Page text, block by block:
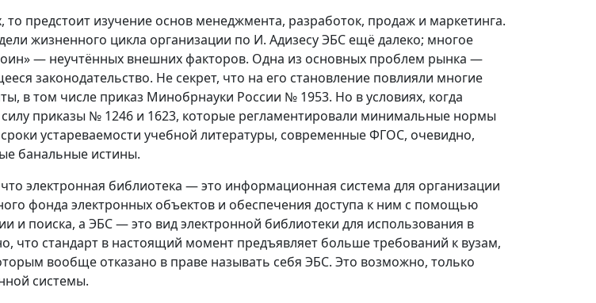
то предстоит изучение основ менеджмента, разработок, продаж и маркетинга.
жизненного цикла организации по И. Адизесу ЭБС ещё далеко; многое
— неучтённых внешних факторов. Одна из основных проблем рынка —
законодательство. Не секрет, что на его становление повлияли многие
в том числе приказ Минобрнауки России № 1953. Но в условиях, когда
приказы № 1246 и 1623, которые регламентировали минимальные нормы
устареваемости учебной литературы, современные ФГОС, очевидно,
банальные истины.
электронная библиотека — это информационная система для организации
фонда электронных объектов и обеспечения доступа к ним с помощью
и поиска, а ЭБС — это вид электронной библиотеки для использования в
что стандарт в настоящий момент предъявляет больше требований к вузам,
вообще отказано в праве называть себя ЭБС. Это возможно, только
системы.